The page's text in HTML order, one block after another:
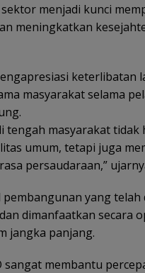
menjadi kunci
meningkatkan
keterlibatan
masyarakat selama
tengah masyarakat tidak
umum, tetapi juga
persaudaraan,”
yang telah
dimanfaatkan secara
jangka panjang.
sangat membantu